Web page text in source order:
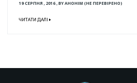
19 СЕРПНЯ , 2016,BYАНОНІМ (НЕ ПЕРЕВІРЕНО)
ЧИТАТИ ДАЛІ